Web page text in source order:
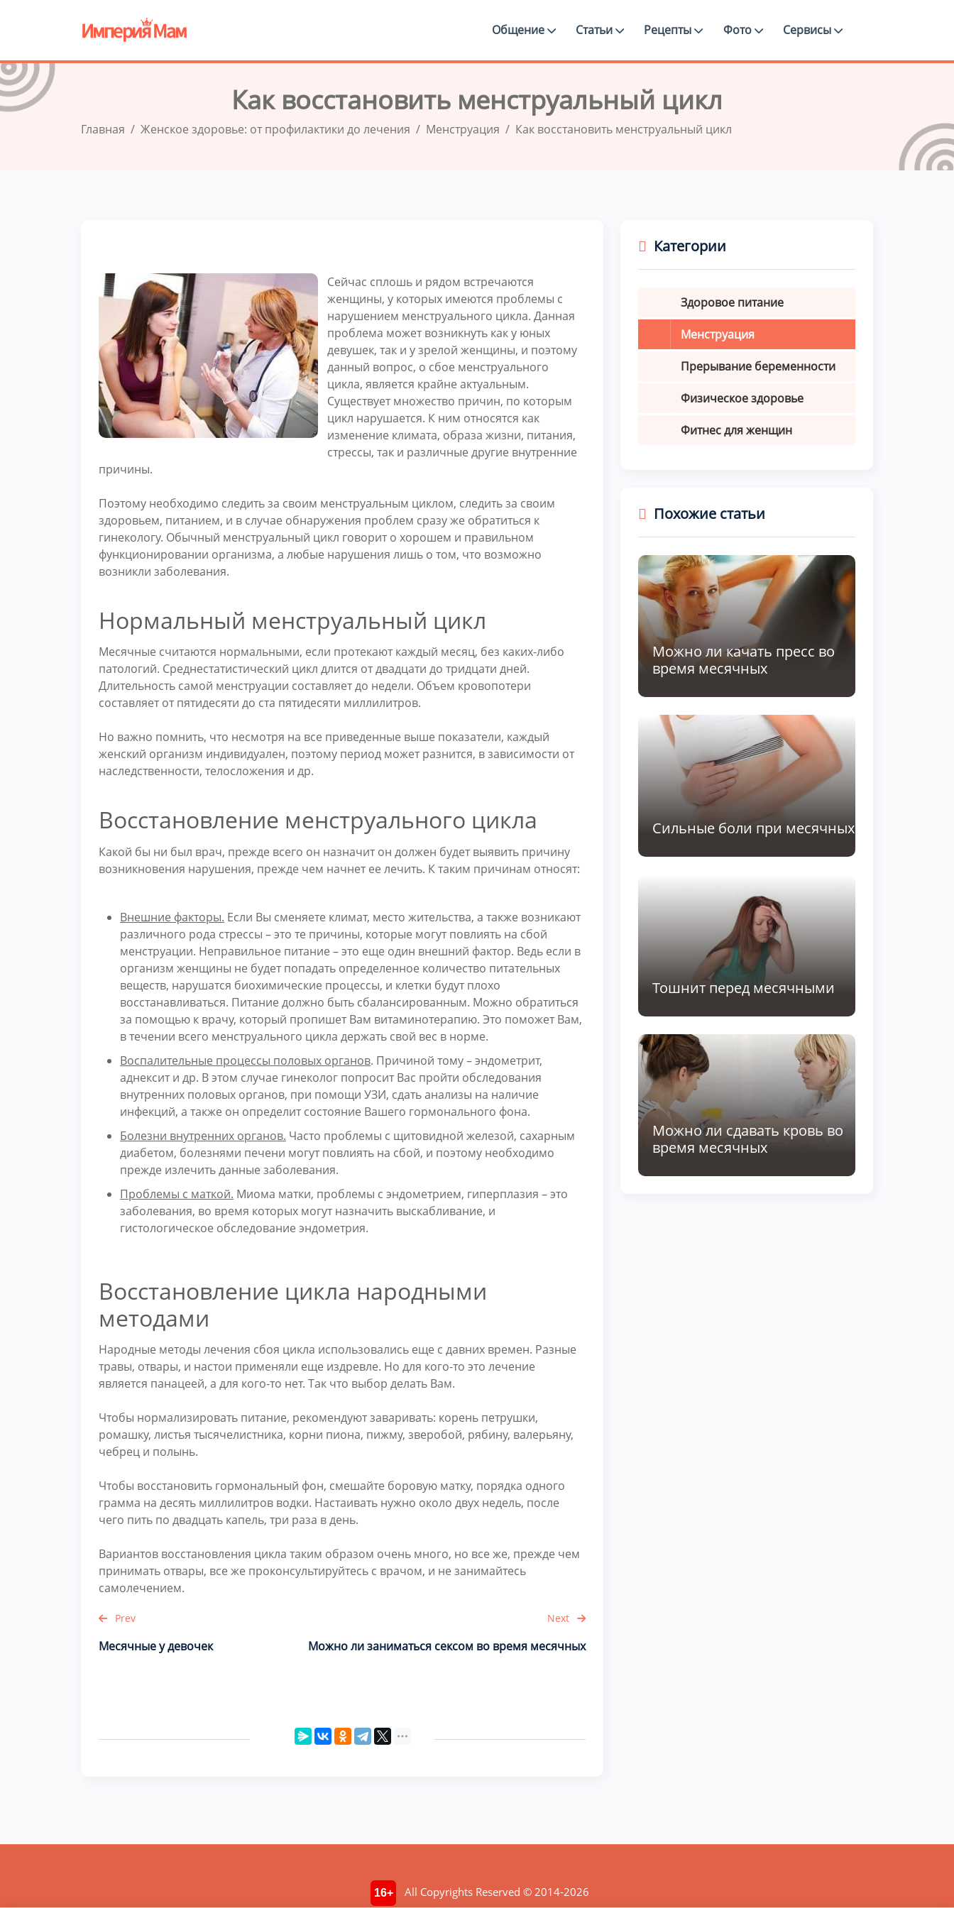
Общение Статьи Рецепты Фото Сервисы
Как восстановить менструальный цикл
Главная Женское здоровье: от профилактики до лечения Менструация Как восстановить менструальный цикл
Сейчас сплошь и рядом встречаются
женщины, у которых имеются проблемы с
нарушением менструального цикла. Данная
проблема может возникнуть как у юных
девушек, так и у зрелой женщины, и поэтому
данный вопрос, о сбое менструального
цикла, является крайне актуальным.
Существует множество причин, по которым
цикл нарушается. К ним относятся как
изменение климата, образа жизни, питания,
стрессы, так и различные другие внутренние
причины.
Поэтому необходимо следить за своим менструальным циклом, следить за своим
здоровьем, питанием, и в случае обнаружения проблем сразу же обратиться к
гинекологу. Обычный менструальный цикл говорит о хорошем и правильном
функционировании организма, а любые нарушения лишь о том, что возможно
возникли заболевания.
Нормальный менструальный цикл
Месячные считаются нормальными, если протекают каждый месяц, без каких-либо
патологий. Среднестатистический цикл длится от двадцати до тридцати дней.
Длительность самой менструации составляет до недели. Объем кровопотери
составляет от пятидесяти до ста пятидесяти миллилитров.
Но важно помнить, что несмотря на все приведенные выше показатели, каждый
женский организм индивидуален, поэтому период может разнится, в зависимости от
наследственности, телосложения и др.
Восстановление менструального цикла
Какой бы ни был врач, прежде всего он назначит он должен будет выявить причину
возникновения нарушения, прежде чем начнет ее лечить. К таким причинам относят:
Внешние факторы. Если Вы сменяете климат, место жительства, а также возникают
различного рода стрессы – это те причины, которые могут повлиять на сбой
менструации. Неправильное питание – это еще один внешний фактор. Ведь если в
организм женщины не будет попадать определенное количество питательных
веществ, нарушатся биохимические процессы, и клетки будут плохо
восстанавливаться. Питание должно быть сбалансированным. Можно обратиться
за помощью к врачу, который пропишет Вам витаминотерапию. Это поможет Вам,
в течении всего менструального цикла держать свой вес в норме.
Воспалительные процессы половых органов. Причиной тому – эндометрит,
аднексит и др. В этом случае гинеколог попросит Вас пройти обследования
внутренних половых органов, при помощи УЗИ, сдать анализы на наличие
инфекций, а также он определит состояние Вашего гормонального фона.
Болезни внутренних органов. Часто проблемы с щитовидной железой, сахарным
диабетом, болезнями печени могут повлиять на сбой, и поэтому необходимо
прежде излечить данные заболевания.
Проблемы с маткой. Миома матки, проблемы с эндометрием, гиперплазия – это
заболевания, во время которых могут назначить выскабливание, и
гистологическое обследование эндометрия.
Восстановление цикла народными
методами
Народные методы лечения сбоя цикла использовались еще с давних времен. Разные
травы, отвары, и настои применяли еще издревле. Но для кого-то это лечение
является панацеей, а для кого-то нет. Так что выбор делать Вам.
Чтобы нормализировать питание, рекомендуют заваривать: корень петрушки,
ромашку, листья тысячелистника, корни пиона, пижму, зверобой, рябину, валерьяну,
чебрец и полынь.
Чтобы восстановить гормональный фон, смешайте боровую матку, порядка одного
грамма на десять миллилитров водки. Настаивать нужно около двух недель, после
чего пить по двадцать капель, три раза в день.
Вариантов восстановления цикла таким образом очень много, но все же, прежде чем
принимать отвары, все же проконсультируйтесь с врачом, и не занимайтесь
самолечением.
Prev
Месячные у девочек
Next
Можно ли заниматься сексом во время месячных
Категории
Здоровое питание
Менструация
Прерывание беременности
Физическое здоровье
Фитнес для женщин
Похожие статьи
Можно ли качать пресс во
время месячных
Сильные боли при месячных
Тошнит перед месячными
Можно ли сдавать кровь во
время месячных
16+ All Copyrights Reserved © 2014-2026